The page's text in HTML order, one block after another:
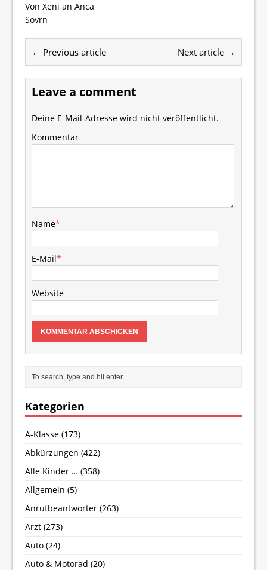
Von Xeni an Anca
Sovrn
← Previous article Next article →
Leave a comment
Deine E-Mail-Adresse wird nicht veröffentlicht.
Kommentar
Name*
E-Mail*
Website
Kategorien
A-Klasse (173)
Abkürzungen (422)
Alle Kinder … (358)
Allgemein (5)
Anrufbeantworter (263)
Arzt (273)
Auto (24)
Auto & Motorad (20)